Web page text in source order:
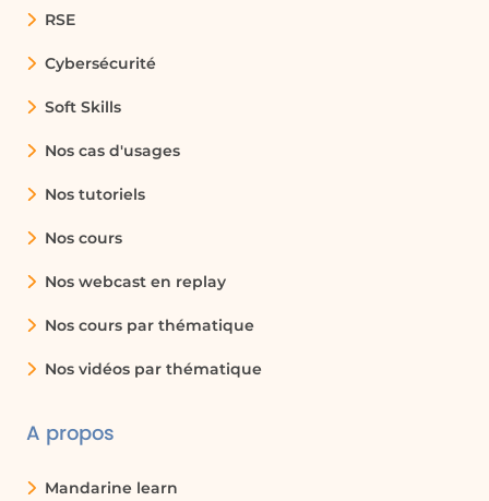
RSE
Cybersécurité
Soft Skills
Nos cas d'usages
Nos tutoriels
Nos cours
Nos webcast en replay
Nos cours par thématique
Nos vidéos par thématique
A propos
Mandarine learn